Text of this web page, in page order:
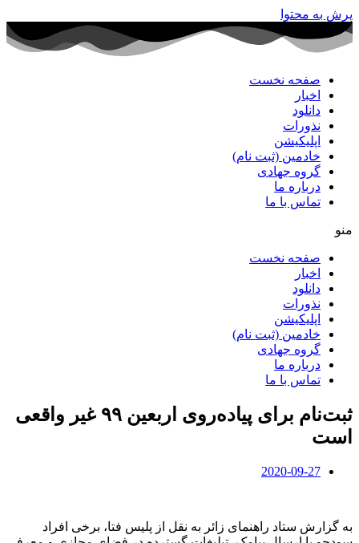
پرش به محتوا
صفحه نخست
اخبار
دانلود
نذورات
اپلیکیشن
خادمین (ثبت نام)
گروه جهادی
درباره ما
تماس با ما
منو
صفحه نخست
اخبار
دانلود
نذورات
اپلیکیشن
خادمین (ثبت نام)
گروه جهادی
درباره ما
تماس با ما
ثبت‌نام برای پیاده‌روی اربعین ۹۹ غیر واقعی
است
2020-09-27
به گزارش ستاد راهنمای زائر به نقل از پلیس فتا، برخی افراد